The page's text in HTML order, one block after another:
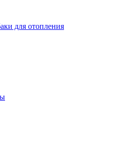
для отопления